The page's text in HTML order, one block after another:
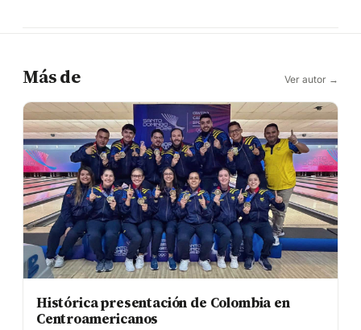
Más de Ver autor →
Histórica presentación de Colombia en
Centroamericanos